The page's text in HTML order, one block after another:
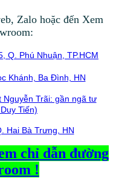
Zalo hoặc đến Xem
Q. Phú Nhuận, TP.HCM
Khánh, Ba Đình, HN
Trãi: gần ngã tư
Tiến)
Hai Bà Trưng, HN
chỉ dẫn đường
!